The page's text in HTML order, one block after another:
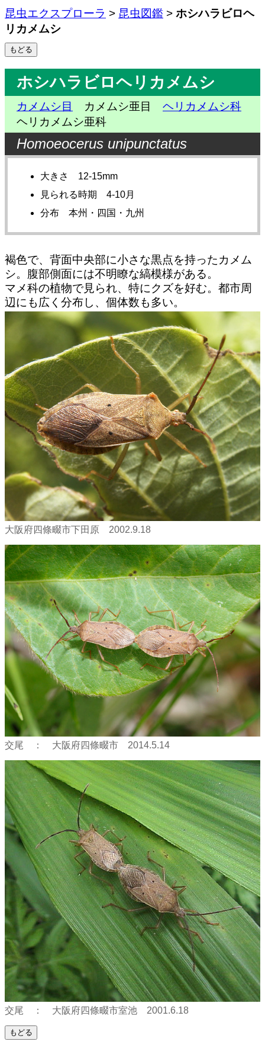
昆虫エクスプローラ > 昆虫図鑑 > ホシハラビロヘ
リカメムシ
ホシハラビロヘリカメムシ
カメムシ目 カメムシ亜目 ヘリカメムシ科
ヘリカメムシ亜科
Homoeocerus unipunctatus
大きさ 12-15mm
見られる時期 4-10月
分布 本州・四国・九州
褐色で、背面中央部に小さな黒点を持ったカメム
シ。腹部側面には不明瞭な縞模様がある。
マメ科の植物で見られ、特にクズを好む。都市周
辺にも広く分布し、個体数も多い。
大阪府四條畷市下田原 2002.9.18
交尾 ： 大阪府四條畷市 2014.5.14
交尾 ： 大阪府四條畷市室池 2001.6.18